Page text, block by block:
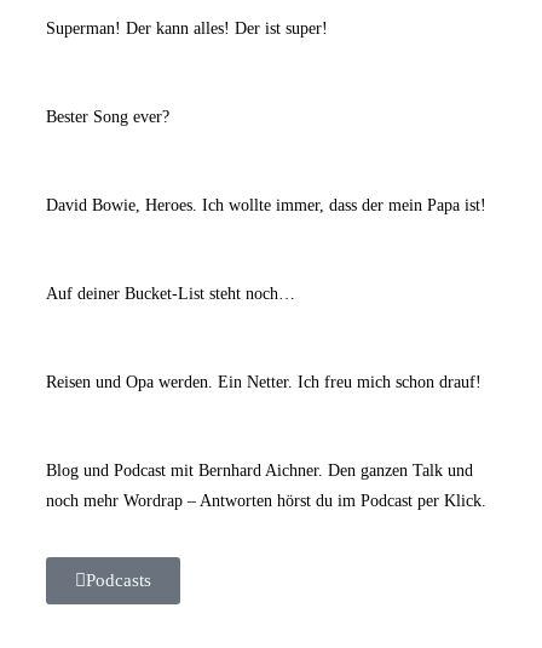
Superman! Der kann alles! Der ist super!
Bester Song ever?
David Bowie, Heroes. Ich wollte immer, dass der mein Papa ist!
Auf deiner Bucket-List steht noch…
Reisen und Opa werden. Ein Netter. Ich freu mich schon drauf!
Blog und Podcast mit Bernhard Aichner. Den ganzen Talk und
noch mehr Wordrap – Antworten hörst du im Podcast per Klick.
Podcasts